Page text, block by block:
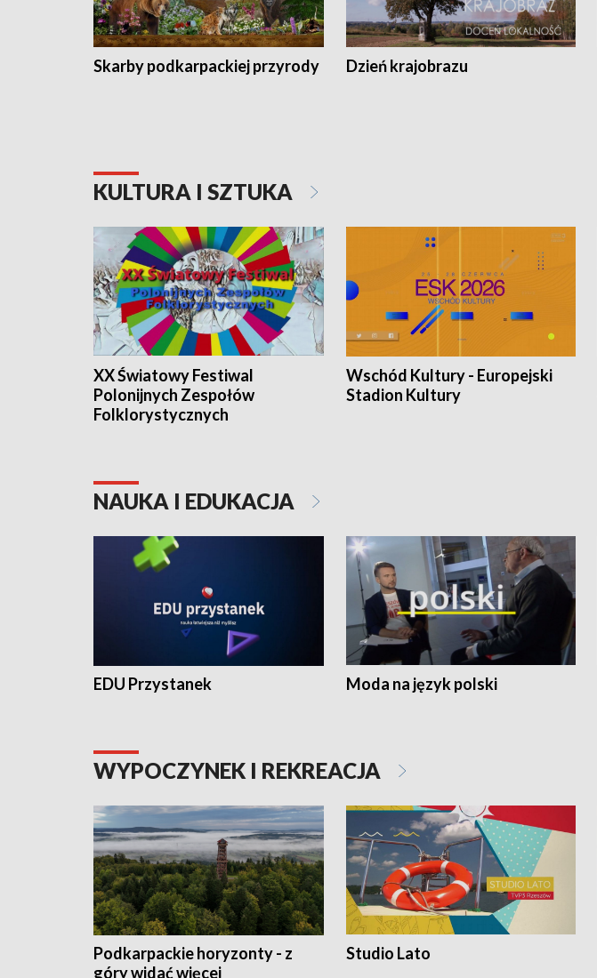
Skarby podkarpackiej przyrody Dzień krajobrazu
KULTURA I SZTUKA
XX Światowy Festiwal
Polonijnych Zespołów
Folklorystycznych
Wschód Kultury - Europejski
Stadion Kultury
NAUKA I EDUKACJA
EDU Przystanek Moda na język polski
WYPOCZYNEK I REKREACJA
Podkarpackie horyzonty - z
góry widać więcej
Studio Lato